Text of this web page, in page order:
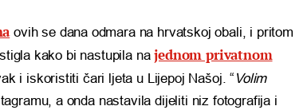
ovih se dana odmara na hrvatskoj obali, i pritom
kako bi nastupila najednom privatnom
i iskoristiti čari ljeta u Lijepoj Našoj. “ Volim
a onda nastavila dijeliti niz fotografija i